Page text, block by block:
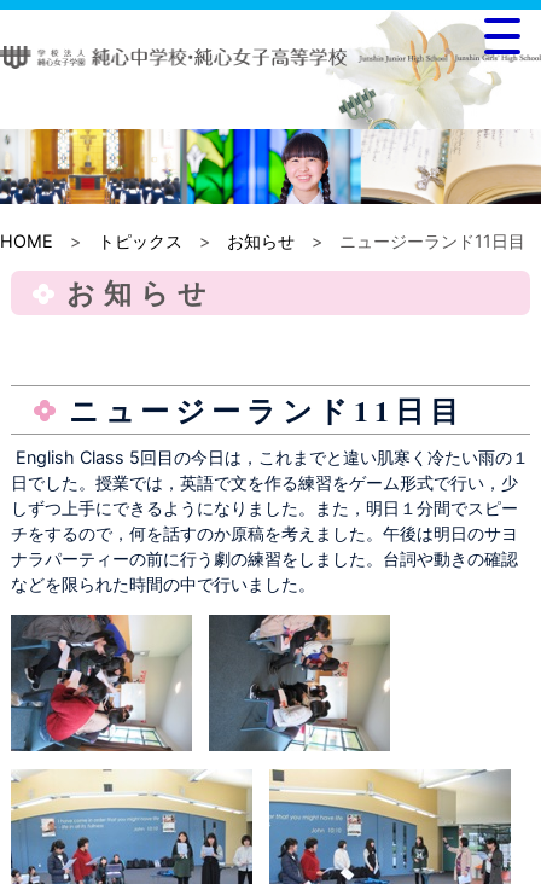
HOME > トピックス > お知らせ > ニュージーランド11日目
お知らせ
ニュージーランド11日目
English Class 5回目の今日は，これまでと違い肌寒く冷たい雨の１
日でした。授業では，英語で文を作る練習をゲーム形式で行い，少
しずつ上手にできるようになりました。また，明日１分間でスピー
チをするので，何を話すのか原稿を考えました。午後は明日のサヨ
ナラパーティーの前に行う劇の練習をしました。台詞や動きの確認
などを限られた時間の中で行いました。